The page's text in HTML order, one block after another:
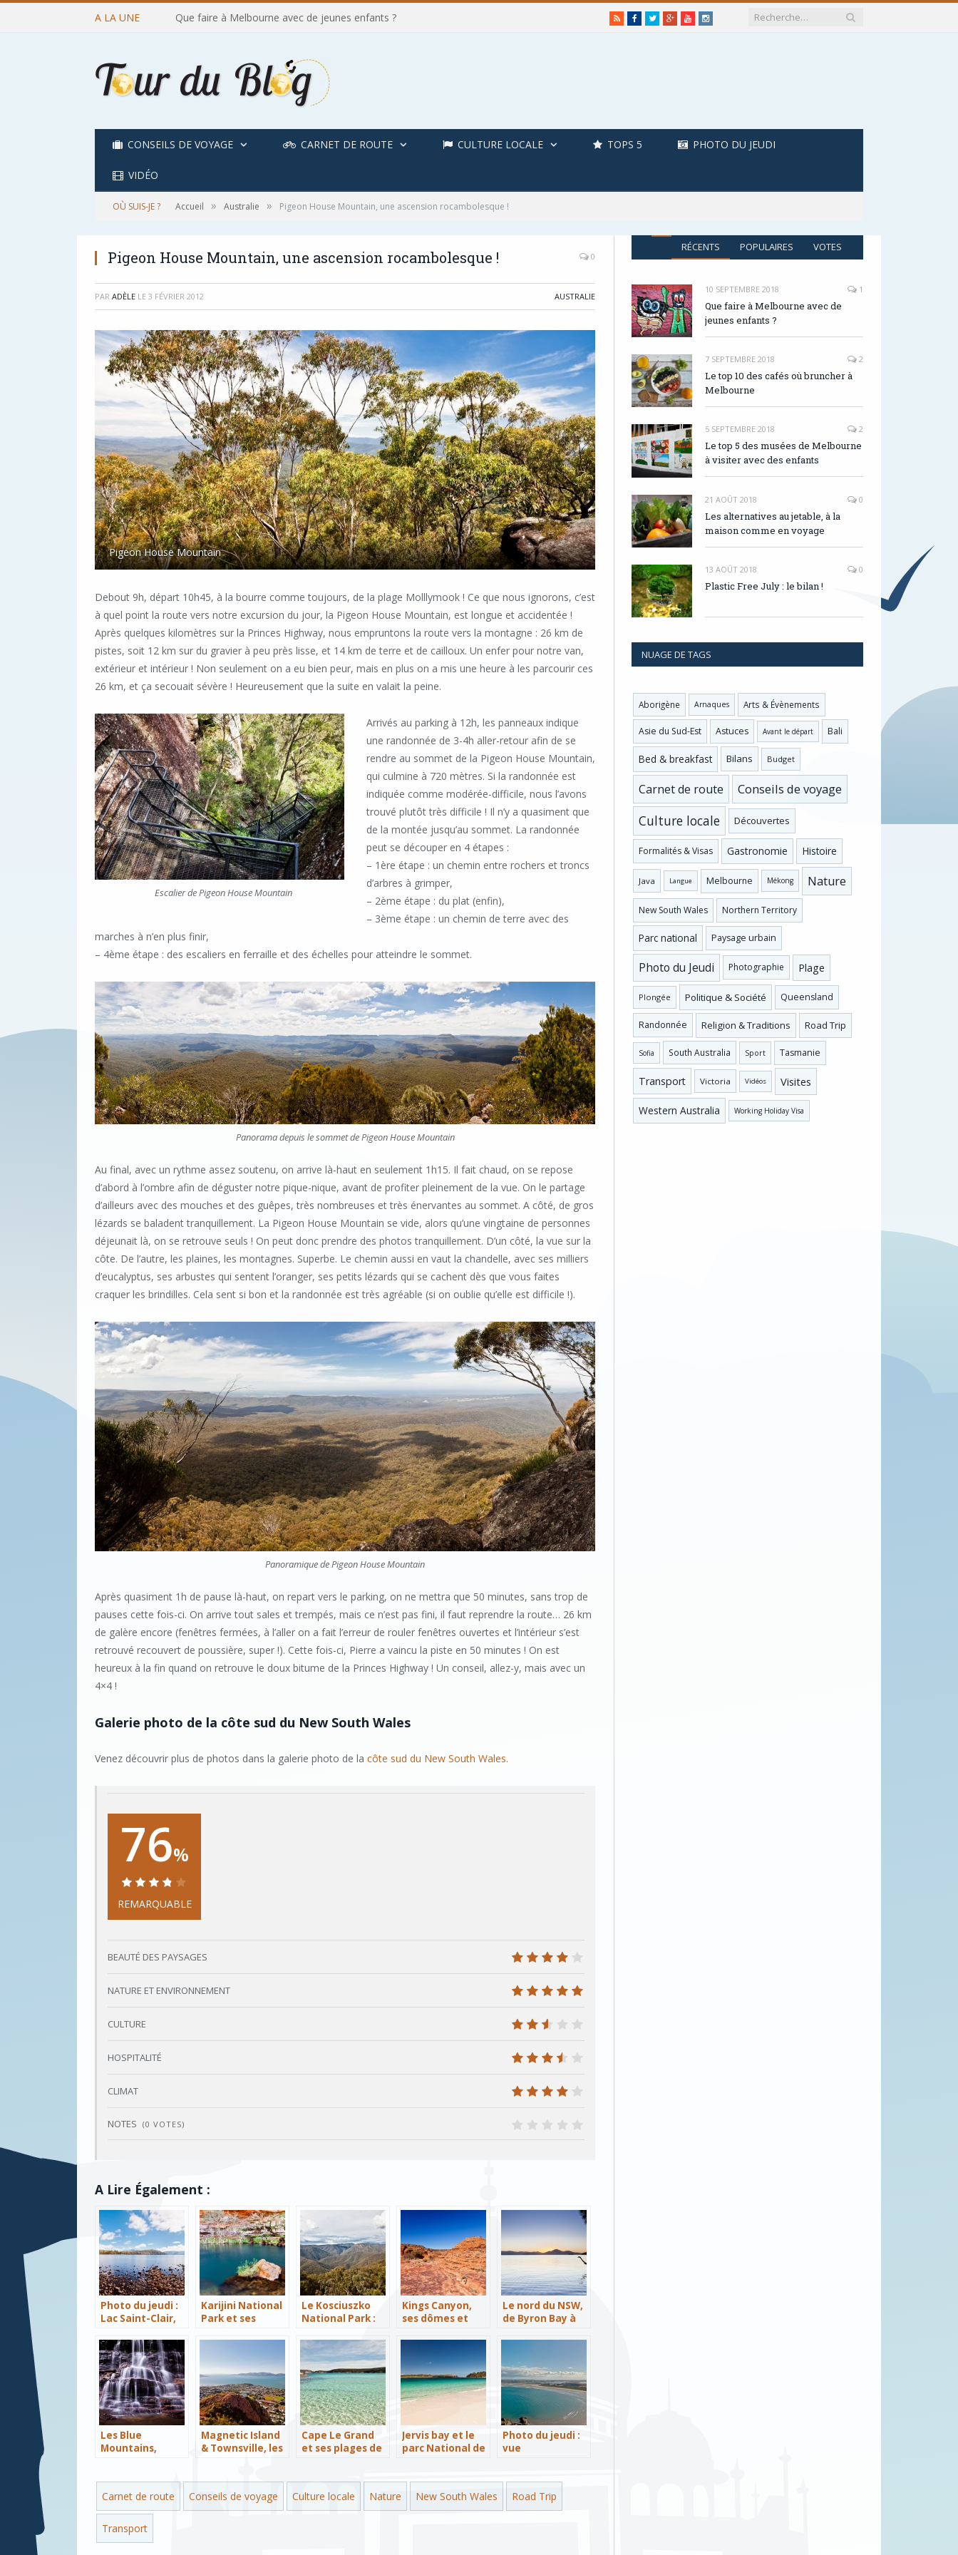
A LA UNE Que faire à Melbourne avec de jeunes enfants ? RSSFacebook
TwitterGoogle+YoutubeInstagram
CONSEILS DE VOYAGE CARNET DE ROUTE CULTURE LOCALE TOPS 5 PHOTO DU JEUDI
VIDÉO
OÙ SUIS-JE ? Accueil » Australie » Pigeon House Mountain, une ascension rocambolesque !
Pigeon House Mountain, une ascension rocambolesque ! 0
PAR ADÈLE LE 3 FÉVRIER 2012 AUSTRALIE
Pigeon House Mountain
Debout 9h, départ 10h45, à la bourre comme toujours, de la plage Molllymook ! Ce que nous ignorons, c’est
à quel point la route vers notre excursion du jour, la Pigeon House Mountain, est longue et accidentée !
Après quelques kilomètres sur la Princes Highway, nous empruntons la route vers la montagne : 26 km de
pistes, soit 12 km sur du gravier à peu près lisse, et 14 km de terre et de cailloux. Un enfer pour notre van,
extérieur et intérieur ! Non seulement on a eu bien peur, mais en plus on a mis une heure à les parcourir ces
26 km, et ça secouait sévère ! Heureusement que la suite en valait la peine.
Escalier de Pigeon House Mountain
Arrivés au parking à 12h, les panneaux indique
une randonnée de 3-4h aller-retour afin de se
rendre au sommet de la Pigeon House Mountain,
qui culmine à 720 mètres. Si la randonnée est
indiquée comme modérée-difficile, nous l’avons
trouvé plutôt très difficile ! Il n’y a quasiment que
de la montée jusqu’au sommet. La randonnée
peut se découper en 4 étapes :
– 1ère étape : un chemin entre rochers et troncs
d’arbres à grimper,
– 2ème étape : du plat (enfin),
– 3ème étape : un chemin de terre avec des
marches à n’en plus finir,
– 4ème étape : des escaliers en ferraille et des échelles pour atteindre le sommet.
Panorama depuis le sommet de Pigeon House Mountain
Au final, avec un rythme assez soutenu, on arrive là-haut en seulement 1h15. Il fait chaud, on se repose
d’abord à l’ombre afin de déguster notre pique-nique, avant de profiter pleinement de la vue. On le partage
d’ailleurs avec des mouches et des guêpes, très nombreuses et très énervantes au sommet. A côté, de gros
lézards se baladent tranquillement. La Pigeon House Mountain se vide, alors qu’une vingtaine de personnes
déjeunait là, on se retrouve seuls ! On peut donc prendre des photos tranquillement. D’un côté, la vue sur la
côte. De l’autre, les plaines, les montagnes. Superbe. Le chemin aussi en vaut la chandelle, avec ses milliers
d’eucalyptus, ses arbustes qui sentent l’oranger, ses petits lézards qui se cachent dès que vous faites
craquer les brindilles. Cela sent si bon et la randonnée est très agréable (si on oublie qu’elle est difficile !).
Panoramique de Pigeon House Mountain
Après quasiment 1h de pause là-haut, on repart vers le parking, on ne mettra que 50 minutes, sans trop de
pauses cette fois-ci. On arrive tout sales et trempés, mais ce n’est pas fini, il faut reprendre la route… 26 km
de galère encore (fenêtres fermées, à l’aller on a fait l’erreur de rouler fenêtres ouvertes et l’intérieur s’est
retrouvé recouvert de poussière, super !). Cette fois-ci, Pierre a vaincu la piste en 50 minutes ! On est
heureux à la fin quand on retrouve le doux bitume de la Princes Highway ! Un conseil, allez-y, mais avec un
4×4 !
Galerie photo de la côte sud du New South Wales
Venez découvrir plus de photos dans la galerie photo de la côte sud du New South Wales.
76%
76%
REMARQUABLE
BEAUTÉ DES PAYSAGES
8
NATURE ET ENVIRONNEMENT
CULTURE
5
HOSPITALITÉ
7
CLIMAT
NOTES (0 VOTES)
A Lire Également :
Photo du jeudi :
Lac Saint-Clair,
National Park
Karijini National
Park et ses
gorges
Le Kosciuszko
National Park :
Kings Canyon,
ses dômes et
Le nord du NSW,
de Byron Bay à
Les Blue
Mountains,
Magnetic Island
& Townsville, les
Cape Le Grand
et ses plages de
Jervis bay et le
parc National de
Photo du jeudi :
vue
Stanley
Carnet de route Conseils de voyage Culture locale Nature New South Wales Road Trip
Transport
RÉCENTS POPULAIRES VOTES
10 SEPTEMBRE 2018 1
Que faire à Melbourne avec de
jeunes enfants ?
7 SEPTEMBRE 2018 2
Le top 10 des cafés où bruncher à
Melbourne
5 SEPTEMBRE 2018 2
Le top 5 des musées de Melbourne
à visiter avec des enfants
21 AOÛT 2018 0
Les alternatives au jetable, à la
maison comme en voyage
13 AOÛT 2018 0
Plastic Free July : le bilan !
NUAGE DE TAGS
Aborigène Arnaques Arts & Évènements
Asie du Sud-Est Astuces Avant le départ Bali
Bed & breakfast Bilans Budget
Carnet de route Conseils de voyage
Culture locale Découvertes
Formalités & Visas Gastronomie Histoire
Java Langue Melbourne Mékong Nature
New South Wales Northern Territory
Parc national Paysage urbain
Photo du Jeudi Photographie Plage
Plongée Politique & Société Queensland
Randonnée Religion & Traditions Road Trip
Sofia South Australia Sport Tasmanie
Transport Victoria Vidéos Visites
Western Australia Working Holiday Visa